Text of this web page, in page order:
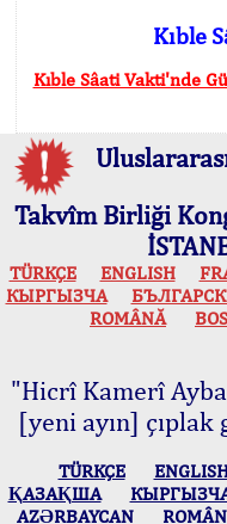
Kıble
Kıble Sâati Vakti'nde
Takvîm Birliği
TÜRKÇE ENGLISH
КЫPГЫЗЧA
ROMÂNĂ
"Hicrî Kamerî
[yeni ayın]
TÜRKÇE
ҚАЗАҚША
AZӘRBAYCAN